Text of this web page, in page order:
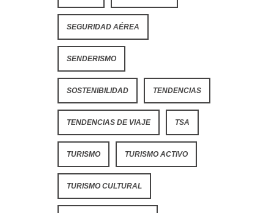
SEGURIDAD AÉREA
SENDERISMO
SOSTENIBILIDAD TENDENCIAS
TENDENCIAS DE VIAJE TSA
TURISMO TURISMO ACTIVO
TURISMO CULTURAL